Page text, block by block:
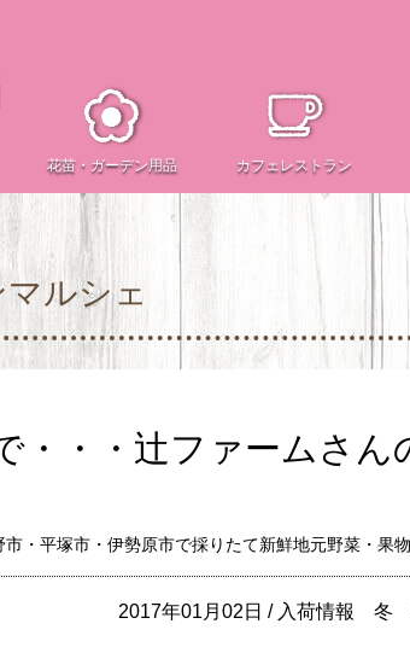
花苗・ ガーデン用品 カフェレストラン
ルシェ
・・・辻ファームさん
市・平塚市・伊勢原市で採りたて新鮮地元野菜・果
2017年01月02日 / 入荷情報 冬